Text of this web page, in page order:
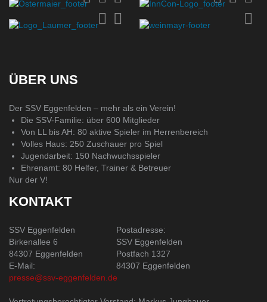
ÜBER UNS
Der SSV Eggenfelden – mehr als ein Verein!
Die SSV-Familie: über 600 Mitglieder
Von LL bis AH: 80 aktive Spieler im Herrenbereich
Volles Haus: 250 Zuschauer pro Spiel
Jugendarbeit: 150 Nachwuchsspieler
Ehrenamt: 80 Helfer, Trainer & Betreuer
Nur der V!
KONTAKT
SSV Eggenfelden
Birkenallee 6
84307 Eggenfelden
E-Mail:
presse@ssv-eggenfelden.de
Postadresse:
SSV Eggenfelden
Postfach 1327
84307 Eggenfelden